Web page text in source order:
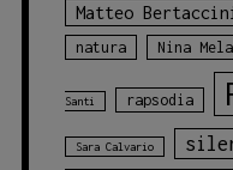
Matteo Bertaccini
natura Nina
Santi rapsodia
Sara Calvario